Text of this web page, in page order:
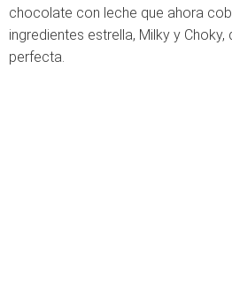
chocolate con leche que ahora
ingredientes estrella, Milky y
perfecta.